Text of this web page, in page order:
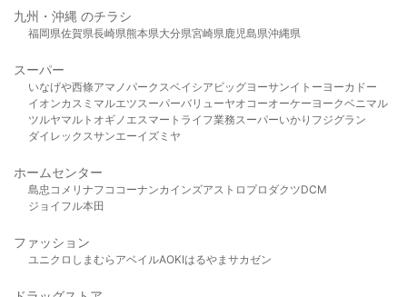
九州・沖縄 のチラシ
福岡県佐賀県長崎県熊本県大分県宮崎県鹿児島県沖縄県
スーパー
いなげや西條アマノパークスベイシア ビッグヨーサンイトーヨーカドー
イオンカスミ マルエツスーパーバリューヤオコーオーケー ヨークベニマル
ツルヤマルト オギノ エスマート ライフ業務スーパーいかり フジグラン
ダイレックスサンエーイズミヤ
ホームセンター
島忠 コメリ ナフコ コーナンカインズアストロプロダクツDCM
ジョイフル本田
ファッション
ユニクロ しまむら アベイルAOKIはるやま サカゼン